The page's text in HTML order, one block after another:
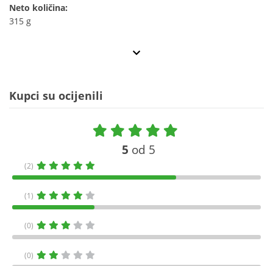
Neto količina:
315 g
Kupci su ocijenili
5 od 5
(2)
(1)
(0)
(0)